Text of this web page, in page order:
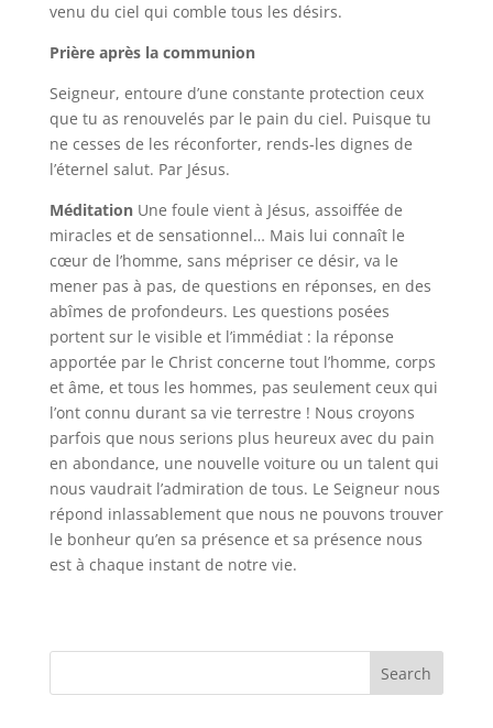
venu du ciel qui comble tous les désirs.
Prière après la communion
Seigneur, entoure d’une constante protection ceux
que tu as renouvelés par le pain du ciel. Puisque tu
ne cesses de les réconforter, rends-les dignes de
l’éternel salut. Par Jésus.
MéditationUne foule vient à Jésus, assoiffée de
miracles et de sensationnel… Mais lui connaît le
cœur de l’homme, sans mépriser ce désir, va le
mener pas à pas, de questions en réponses, en des
abîmes de profondeurs. Les questions posées
portent sur le visible et l’immédiat : la réponse
apportée par le Christ concerne tout l’homme, corps
et âme, et tous les hommes, pas seulement ceux qui
l’ont connu durant sa vie terrestre ! Nous croyons
parfois que nous serions plus heureux avec du pain
en abondance, une nouvelle voiture ou un talent qui
nous vaudrait l’admiration de tous. Le Seigneur nous
répond inlassablement que nous ne pouvons trouver
le bonheur qu’en sa présence et sa présence nous
est à chaque instant de notre vie.
Search